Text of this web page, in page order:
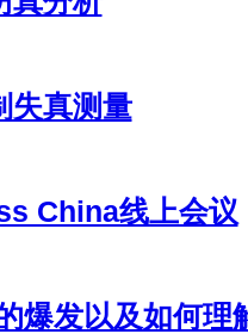
失真测量
China线上会议
爆发以及如何理